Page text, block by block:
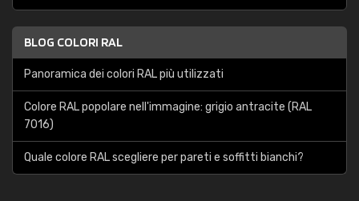
BLOG COLORI RAL
Panoramica dei colori RAL più utilizzati
Colore RAL popolare nell'immagine: grigio antracite (RAL
7016)
Quale colore RAL scegliere per pareti e soffitti bianchi?